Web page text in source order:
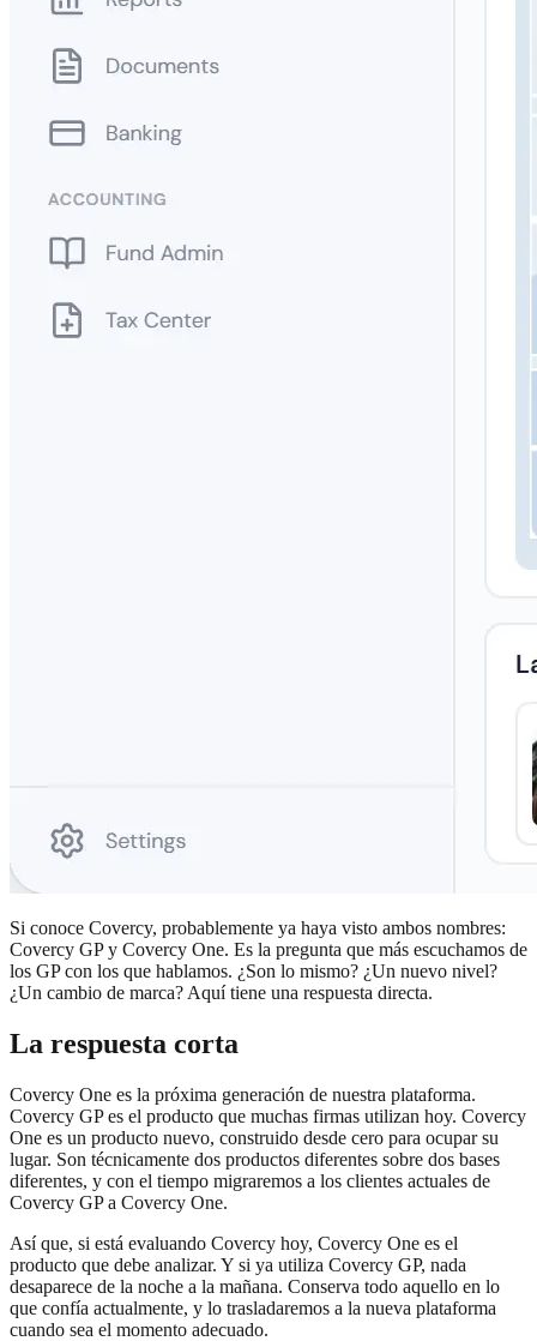
Si conoce Covercy, probablemente ya haya visto ambos nombres:
Covercy GP y Covercy One. Es la pregunta que más escuchamos de
los GP con los que hablamos. ¿Son lo mismo? ¿Un nuevo nivel?
¿Un cambio de marca? Aquí tiene una respuesta directa.
La respuesta corta
Covercy One es la próxima generación de nuestra plataforma.
Covercy GP es el producto que muchas firmas utilizan hoy. Covercy
One es un producto nuevo, construido desde cero para ocupar su
lugar. Son técnicamente dos productos diferentes sobre dos bases
diferentes, y con el tiempo migraremos a los clientes actuales de
Covercy GP a Covercy One.
Así que, si está evaluando Covercy hoy, Covercy One es el
producto que debe analizar. Y si ya utiliza Covercy GP, nada
desaparece de la noche a la mañana. Conserva todo aquello en lo
que confía actualmente, y lo trasladaremos a la nueva plataforma
cuando sea el momento adecuado.